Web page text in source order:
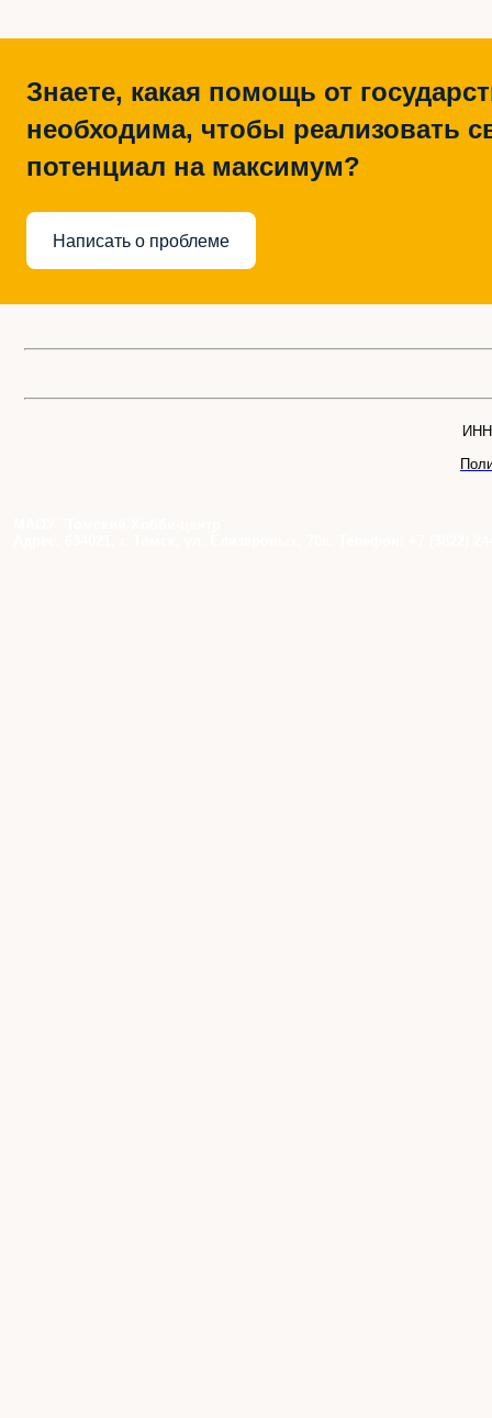
Знаете, какая помощь от
необходима, чтобы реализовать
потенциал на максимум?
Написать о проблеме